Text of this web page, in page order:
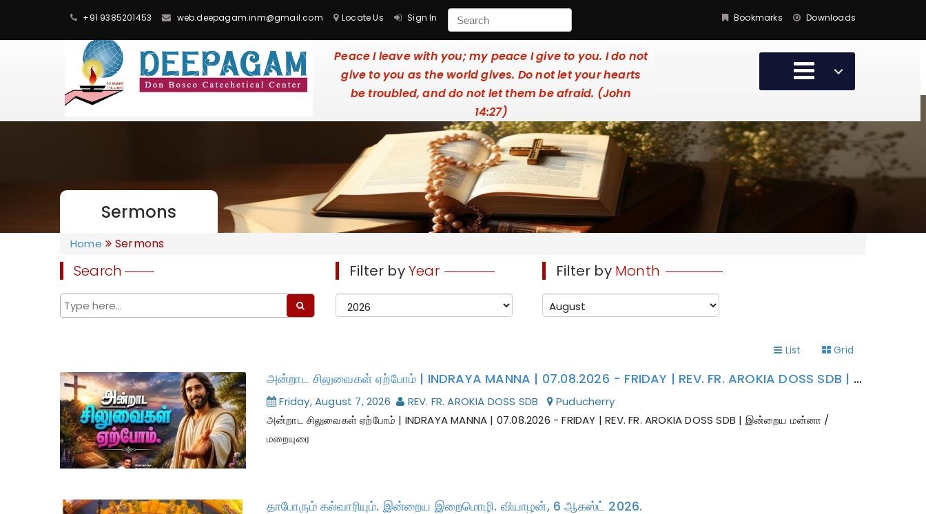
+91 9385201453 web.deepagam.inm@gmail.com Locate Us Sign In Bookmarks Downloads
Peace I leave with you; my peace I give to you. I do not
give to you as the world gives. Do not let your hearts
be troubled, and do not let them be afraid. (John
14:27)
Sermons
Home Sermons
Search Filter byYear Filter by Month
List Grid
அன்றாட சிலுவைகள் ஏற்போம் | INDRAYA MANNA | 07.08.2026 - FRIDAY | REV. FR. AROKIA DOSS SDB | இன்றைய மன்னா / மறையுரை
Friday, August 7, 2026 REV. FR. AROKIA DOSS SDB
Puducherry
அன்றாட சிலுவைகள் ஏற்போம் | INDRAYA MANNA | 07.08.2026 - FRIDAY | REV. FR. AROKIA DOSS SDB | இன்றைய மன்னா /
மறையுரை
தாபோரும் கல்வாரியும். இன்றைய இறைமொழி. வியாழன், 6 ஆகஸ்ட் 2026.